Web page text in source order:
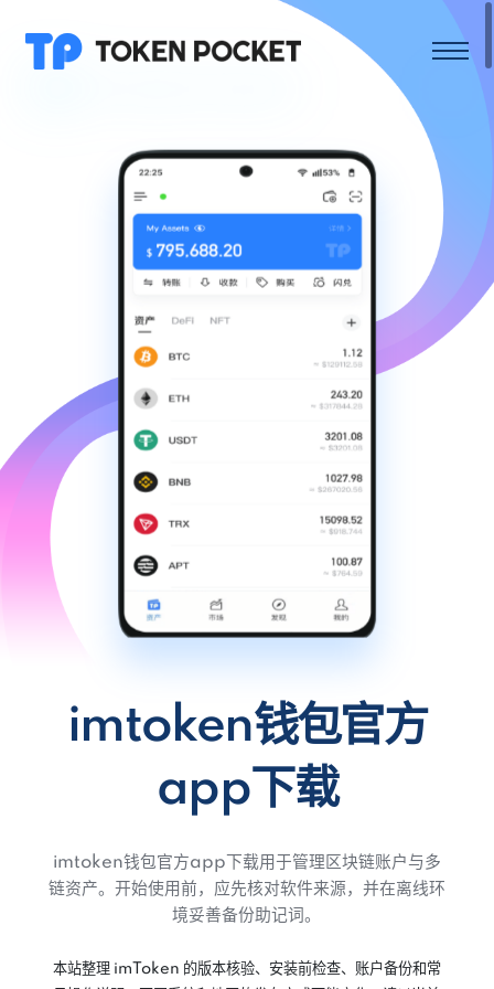
imtoken钱包官方
app下载
imtoken钱包官方app下载用于管理区块链账户与多
链资产。开始使用前，应先核对软件来源，并在离线环
境妥善备份助记词。
本站整理 imToken 的版本核验、安装前检查、账户备份和常